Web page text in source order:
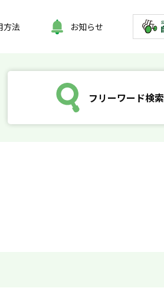
方法 お知らせ
フリーワード検索